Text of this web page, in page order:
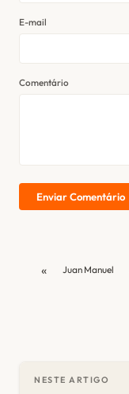
E-mail
Comentário
Enviar Comentário
« Juan Manuel
NESTE ARTIGO